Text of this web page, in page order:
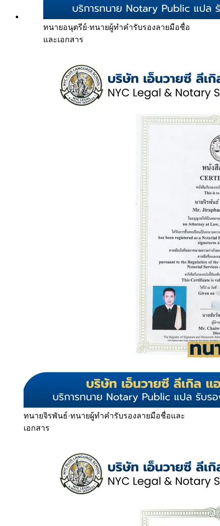
ทนายอนุตรีย์·ทนายผู้ทำคำรับรองลายมือชื่อ
และเอกสาร
ทนายจิรพันธ์·ทนายผู้ทำคำรับรองลายมือชื่อและ
เอกสาร